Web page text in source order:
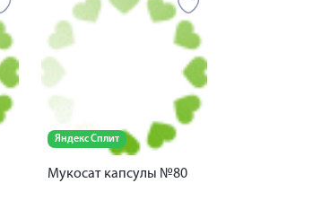
Яндекс Сплит
Мукосат капсулы №80